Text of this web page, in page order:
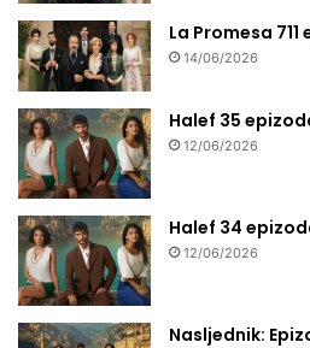
La Promesa
14/06/2026
Halef 35
12/06/2026
Halef 34
12/06/2026
Nasljednik: